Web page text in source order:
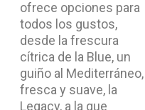
ofrece opciones para
todos los gustos,
desde la frescura
cítrica de la Blue, un
guiño al Mediterráneo,
fresca y suave, la
Legacy, a la que